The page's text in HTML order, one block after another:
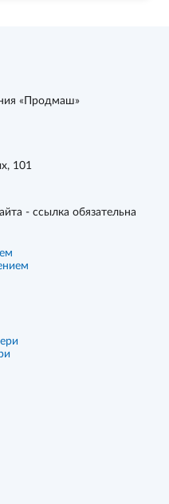
«Продмаш»
101
- ссылка обязательна